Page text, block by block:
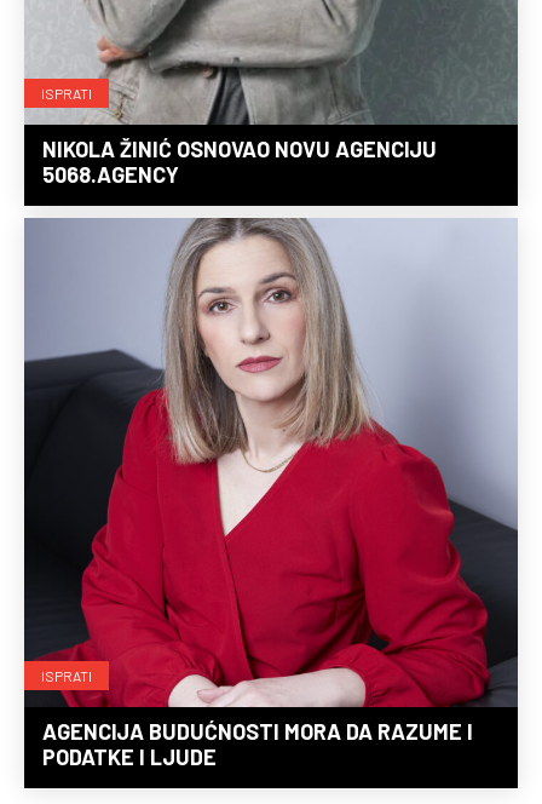
ISPRATI
NIKOLA ŽINIĆ OSNOVAO NOVU AGENCIJU
5068.AGENCY
ISPRATI
AGENCIJA BUDUĆNOSTI MORA DA RAZUME I
PODATKE I LJUDE